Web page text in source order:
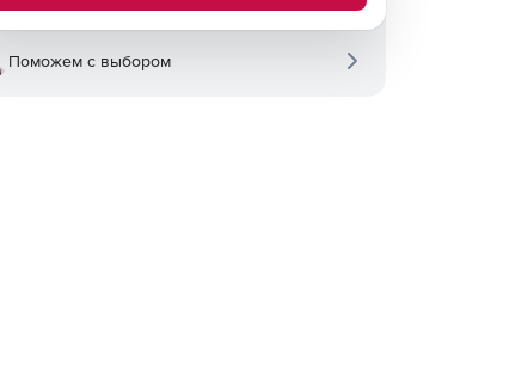
Поможем с выбором